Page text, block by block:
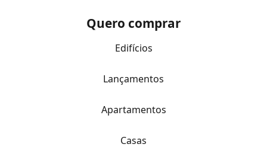
Quero comprar
Edifícios
Lançamentos
Apartamentos
Casas